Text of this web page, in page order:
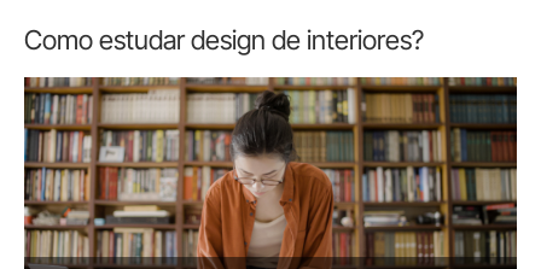
Como estudar design de interiores?